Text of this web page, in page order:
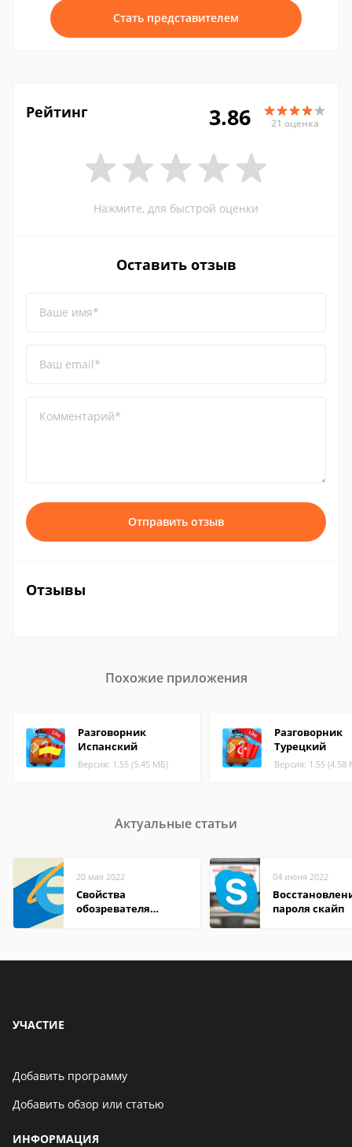
Стать представителем
Рейтинг 3.86 21 оценка
Нажмите, для быстрой оценки
Оставить отзыв
Ваше имя*
Ваш email*
Комментарий*
Отправить отзыв
Отзывы
Похожие приложения
Разговорник
Испанский
Версия: 1.55 (5.45 МБ)
Разговорник
Турецкий
Версия: 1.55 (4.58
Актуальные статьи
20 мая 2022
Свойства
обозревателя
04 июня 2022
пароля скайп
УЧАСТИЕ
Добавить программу
Добавить обзор или статью
ИНФОРМАЦИЯ